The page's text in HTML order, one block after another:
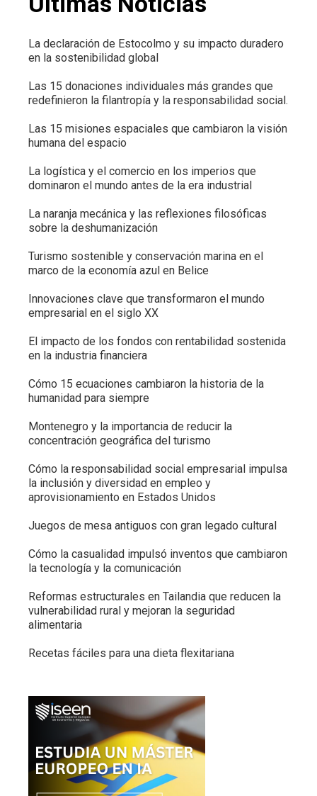
La declaración de Estocolmo y su impacto duradero
en la sostenibilidad global
Las 15 donaciones individuales más grandes que
redefinieron la filantropía y la responsabilidad social.
Las 15 misiones espaciales que cambiaron la visión
humana del espacio
La logística y el comercio en los imperios que
dominaron el mundo antes de la era industrial
La naranja mecánica y las reflexiones filosóficas
sobre la deshumanización
Turismo sostenible y conservación marina en el
marco de la economía azul en Belice
Innovaciones clave que transformaron el mundo
empresarial en el siglo XX
El impacto de los fondos con rentabilidad sostenida
en la industria financiera
Cómo 15 ecuaciones cambiaron la historia de la
humanidad para siempre
Montenegro y la importancia de reducir la
concentración geográfica del turismo
Cómo la responsabilidad social empresarial impulsa
la inclusión y diversidad en empleo y
aprovisionamiento en Estados Unidos
Juegos de mesa antiguos con gran legado cultural
Cómo la casualidad impulsó inventos que cambiaron
la tecnología y la comunicación
Reformas estructurales en Tailandia que reducen la
vulnerabilidad rural y mejoran la seguridad
alimentaria
Recetas fáciles para una dieta flexitariana